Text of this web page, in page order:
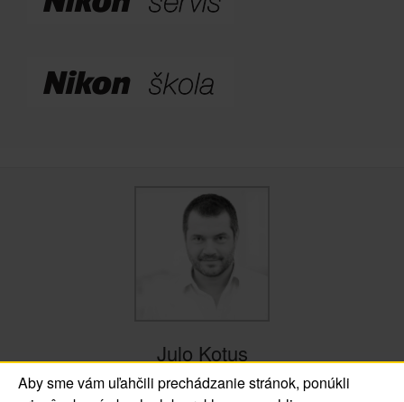
Julo Kotus
+ posts
Aby sme vám uľahčili prechádzanie stránok, ponúkli